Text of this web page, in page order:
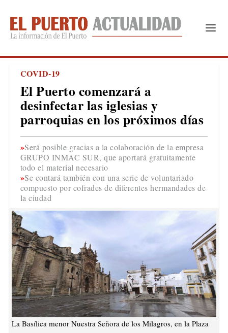
COVID-19
El Puerto comenzará a
desinfectar las iglesias y
parroquias en los próximos días
Será posible gracias a la colaboración de la empresa
GRUPO INMAC SUR, que aportará gratuitamente
todo el material necesario
Se contará también con una serie de voluntariado
compuesto por cofrades de diferentes hermandades de
la ciudad
La Basílica menor Nuestra Señora de los Milagros, en la Plaza